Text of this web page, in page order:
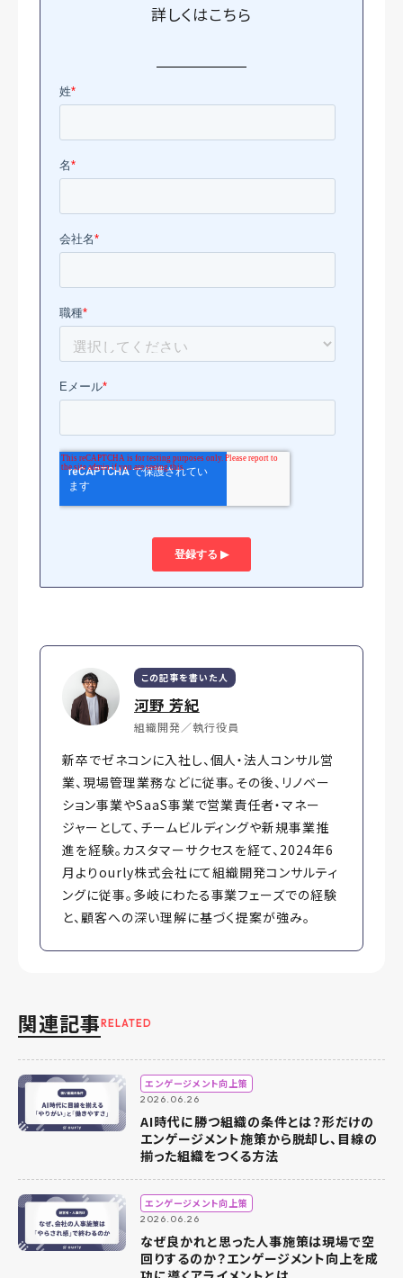
詳しくはこちら
この記事を書いた人
河野 芳紀
組織開発／執行役員
新卒でゼネコンに入社し、個人・法人コンサル営
業、現場管理業務などに従事。その後、リノベー
ション事業やSaaS事業で営業責任者・マネー
ジャーとして、チームビルディングや新規事業推
進を経験。カスタマーサクセスを経て、2024年6
月よりourly株式会社にて組織開発コンサルティ
ングに従事。多岐にわたる事業フェーズでの経験
と、顧客への深い理解に基づく提案が強み。
関連記事 RELATED
エンゲージメント向上策
2026.06.26
AI時代に勝つ組織の条件とは？形だけの
エンゲージメント施策から脱却し、目線の
揃った組織をつくる方法
エンゲージメント向上策
2026.06.26
なぜ良かれと思った人事施策は現場で空
回りするのか？エンゲージメント向上を成